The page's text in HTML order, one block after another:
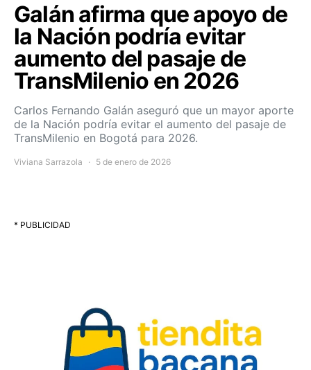
Galán afirma que apoyo de
la Nación podría evitar
aumento del pasaje de
TransMilenio en 2026
Carlos Fernando Galán aseguró que un mayor aporte
de la Nación podría evitar el aumento del pasaje de
TransMilenio en Bogotá para 2026.
Viviana Sarrazola 5 de enero de 2026
* PUBLICIDAD